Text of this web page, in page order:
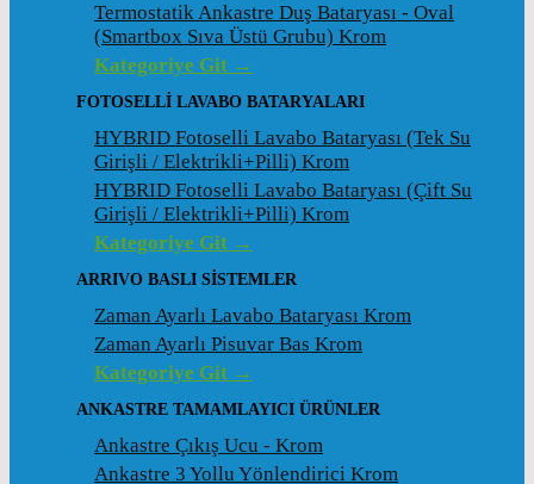
Termostatik Ankastre Duş Bataryası - Oval
(Smartbox Sıva Üstü Grubu) Krom
Kategoriye Git →
FOTOSELLİ LAVABO BATARYALARI
HYBRID Fotoselli Lavabo Bataryası (Tek Su
Girişli / Elektrikli+Pilli) Krom
HYBRID Fotoselli Lavabo Bataryası (Çift Su
Girişli / Elektrikli+Pilli) Krom
Kategoriye Git →
ARRIVO BASLI SİSTEMLER
Zaman Ayarlı Lavabo Bataryası Krom
Zaman Ayarlı Pisuvar Bas Krom
Kategoriye Git →
ANKASTRE TAMAMLAYICI ÜRÜNLER
Ankastre Çıkış Ucu - Krom
Ankastre 3 Yollu Yönlendirici Krom